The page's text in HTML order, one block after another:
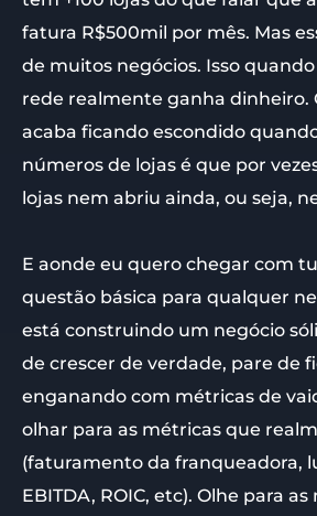
fatura R$500mil por mês. Mas
de muitos negócios. Isso
rede realmente ganha dinheiro.
acaba ficando escondido
números de lojas é que por
lojas nem abriu ainda, ou seja,
E aonde eu quero chegar com
questão básica para qualquer
está construindo um negócio
de crescer de verdade, pare de
enganando com métricas de
olhar para as métricas que
(faturamento da franqueadora,
EBITDA, ROIC, etc). Olhe para